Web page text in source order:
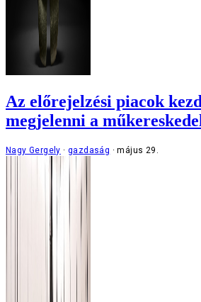
Az előrejelzési piacok
megjelenni a
Nagy Gergely gazdaság május 29.